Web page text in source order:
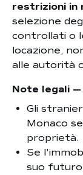
restrizioni in
selezione
controllati o
locazione,
alle autorità
Note legali
Gli
Monaco
proprietà.
Se
suo